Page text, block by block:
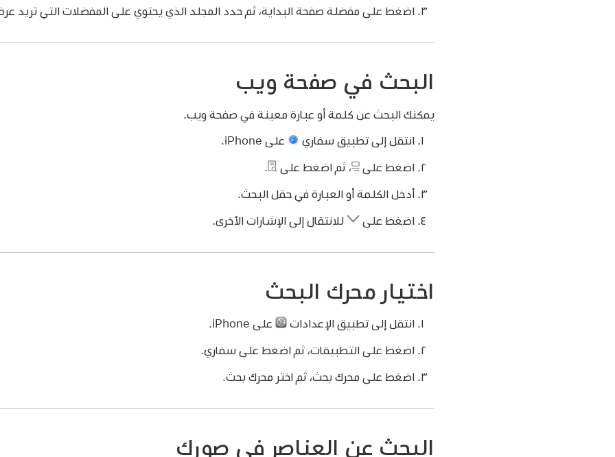
اضغط على مفضلة صفحة البداية، ثم حدد المجلد الذي يحتوي على المفضلات التي تريد
البحث في صفحة ويب
يمكنك البحث عن كلمة أو عبارة معينة في صفحة ويب.
انتقل إلى تطبيق سفاري على iPhone.
اضغط على ، ثم اضغط على
أدخل الكلمة أو العبارة في حقل البحث.
اضغط على للانتقال إلى الإشارات الأخرى.
اختيار محرك البحث
انتقل إلى تطبيق الإعدادات على iPhone.
اضغط على التطبيقات، ثم اضغط على سفاري.
اضغط على محرك بحث، ثم اختر محرك بحث.
البحث عن العناصر في صورك